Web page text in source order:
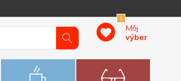
0
Môj
výber